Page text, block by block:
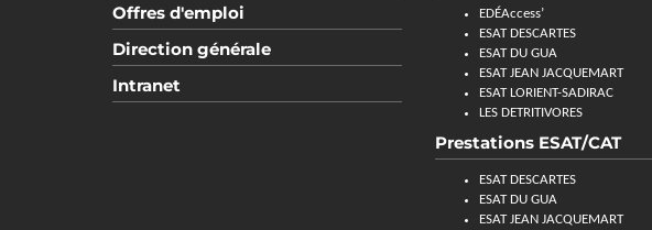
Offres d'emploi
Direction générale
Intranet
EDÉAccess’
ESAT DESCARTES
ESAT DU GUA
ESAT JEAN JACQUEMART
ESAT LORIENT-SADIRAC
LES DETRITIVORES
Prestations ESAT/CAT
ESAT DESCARTES
ESAT DU GUA
ESAT JEAN JACQUEMART